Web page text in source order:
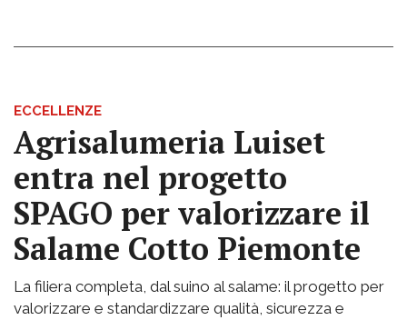
ECCELLENZE
Agrisalumeria Luiset
entra nel progetto
SPAGO per valorizzare il
Salame Cotto Piemonte
La filiera completa, dal suino al salame: il progetto per
valorizzare e standardizzare qualità, sicurezza e